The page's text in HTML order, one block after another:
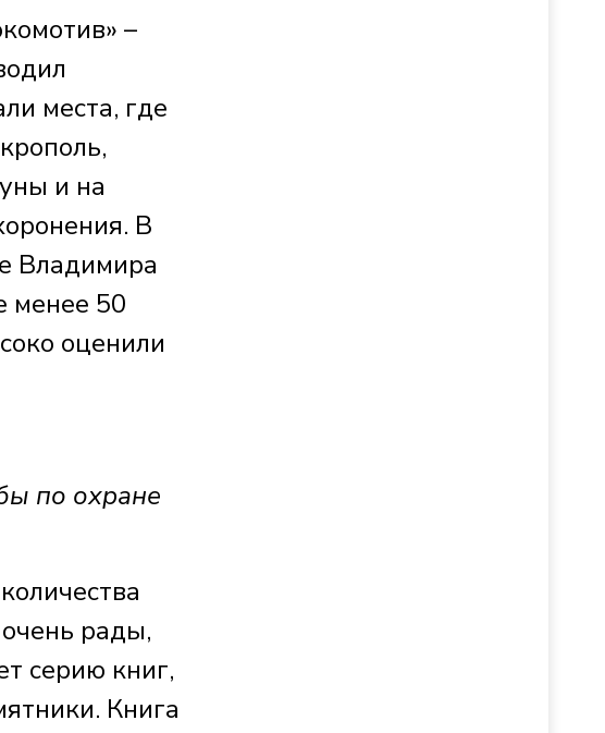
–
места, где
и на
В
Владимира
менее 50
оценили
по охране
рады,
серию книг,
Книга